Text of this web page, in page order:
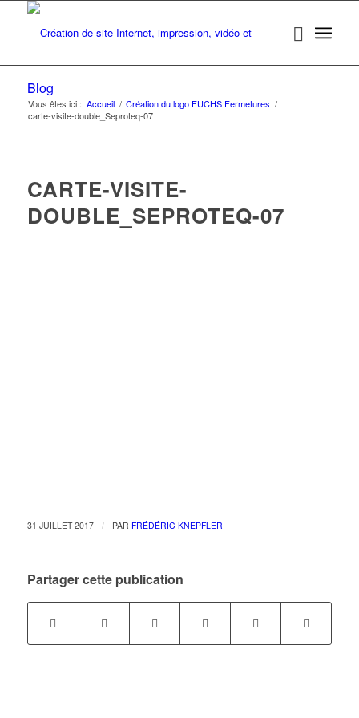
Blog
Vous êtes ici : Accueil / Création du logo FUCHS Fermetures /
carte-visite-double_Seproteq-07
CARTE-VISITE-
DOUBLE_SEPROTEQ-07
31 JUILLET 2017 / PAR FRÉDÉRIC KNEPFLER
Partager cette publication